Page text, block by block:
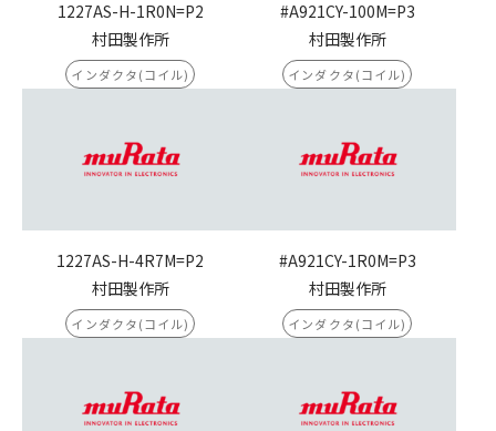
1227AS-H-1R0N=P2
村田製作所
インダクタ(コイル)
#A921CY-100M=P3
村田製作所
インダクタ(コイル)
1227AS-H-4R7M=P2
村田製作所
インダクタ(コイル)
#A921CY-1R0M=P3
村田製作所
インダクタ(コイル)